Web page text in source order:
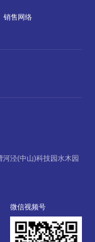
销售网络
泾(中山)科技园水木园
微信视频号